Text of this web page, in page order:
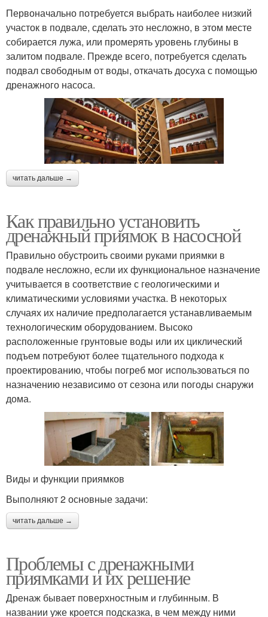
Первоначально потребуется выбрать наиболее низкий
участок в подвале, сделать это несложно, в этом месте
собирается лужа, или промерять уровень глубины в
залитом подвале. Прежде всего, потребуется сделать
подвал свободным от воды, откачать досуха с помощью
дренажного насоса.
читать дальше →
Как правильно установить
дренажный приямок в насосной
Правильно обустроить своими руками приямки в
подвале несложно, если их функциональное назначение
учитывается в соответствие с геологическими и
климатическими условиями участка. В некоторых
случаях их наличие предполагается устанавливаемым
технологическим оборудованием. Высоко
расположенные грунтовые воды или их циклический
подъем потребуют более тщательного подхода к
проектированию, чтобы погреб мог использоваться по
назначению независимо от сезона или погоды снаружи
дома.
Виды и функции приямков
Выполняют 2 основные задачи:
читать дальше →
Проблемы с дренажными
приямками и их решение
Дренаж бывает поверхностным и глубинным. В
названии уже кроется подсказка, в чем между ними